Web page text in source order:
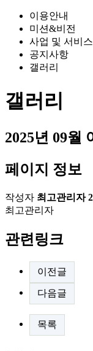
이용안내
미션&비전
사업 및 서비스
공지사항
갤러리
갤러리
2025년 09월
페이지 정보
작성자 최고관리자
최고관리자
관련링크
이전글
다음글
목록